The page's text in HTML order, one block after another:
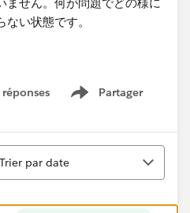
い状態です。
Partager
Show menu
Trier par date